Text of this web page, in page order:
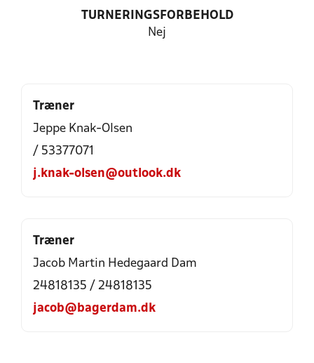
TURNERINGSFORBEHOLD
Nej
Træner
Jeppe Knak-Olsen
/ 53377071
j.knak-olsen@outlook.dk
Træner
Jacob Martin Hedegaard Dam
24818135 / 24818135
jacob@bagerdam.dk